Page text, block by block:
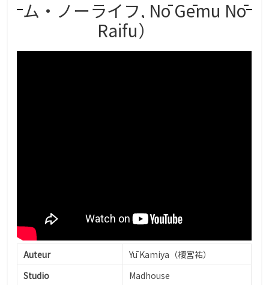
ム・ノーライフ, Nō Gēmu Nō
Raifu）
Auteur
Yū Kamiya（榎宮祐）
Studio
Madhouse